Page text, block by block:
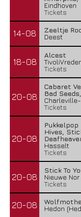
Eindhoven
Tickets
14-08
Zeeltje
Deest
18-08
Alcest
Tickets
20-08
Cabaret
Bad
Tickets
20-08
Hives,
Hasselt
Tickets
20-08
Stick To
Nieuwe
Tickets
20-08
Hedon